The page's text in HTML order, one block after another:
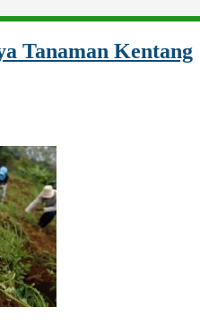
Tanaman Kentang